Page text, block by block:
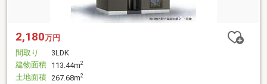
2,180万円
間取り
3LDK
建物面積 113.44m2
土地面積 267.68m2